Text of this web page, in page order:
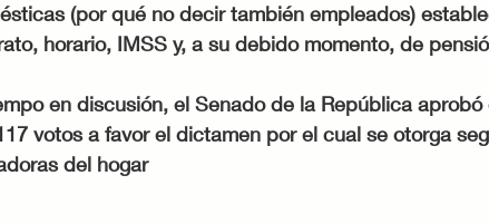
(por qué no decir también empleados)
horario, IMSS y, a su debido momento, de
votos a favor el dictamen por el cual se otorga
del hogar